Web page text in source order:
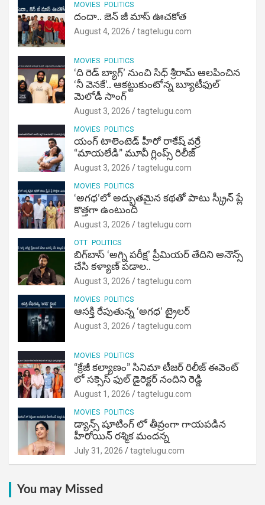
MOVIES POLITICS
దందా.. జెన్ జీ మాస్ ఊచకోత
August 4, 2026 tagtelugu.com
MOVIES POLITICS
‘ది రెడ్ బ్యాగ్’ నుంచి సిధ్ శ్రీరామ్ ఆలపించిన
‘నీ వెనకే’.. ఆకట్టుకుంటోన్న బ్యూటీఫుల్
మెలోడీ సాంగ్
August 3, 2026 tagtelugu.com
MOVIES POLITICS
యంగ్ టాలెంటెడ్ హీరో రాకేష్ వర్రే
“మాయలేడి” మూవీ గ్లింప్స్ రిలీజ్
August 3, 2026 tagtelugu.com
MOVIES POLITICS
‘అగధ’లో అద్భుతమైన కథతో పాటు స్క్రీన్ ప్లే
కొత్తగా ఉంటుంది
August 3, 2026 tagtelugu.com
OTT POLITICS
బిగ్‌బాస్ ‘అగ్ని ప‌రీక్ష‌’ ప్రీమియర్ తేదిని అనౌన్స్
చేసి కళ్యాణ్ పడాల..
August 3, 2026 tagtelugu.com
MOVIES POLITICS
ఆసక్తి రేపుతున్న ‘అగధ’ ట్రైలర్
August 3, 2026 tagtelugu.com
MOVIES POLITICS
“క్రేజీ కల్యాణం” సినిమా టీజర్ రిలీజ్ ఈవెంట్
లో సక్సెస్ ఫుల్ డైరెక్టర్ నందిని రెడ్డి
August 1, 2026 tagtelugu.com
MOVIES POLITICS
డ్యాన్స్ షూటింగ్ లో తీవ్రంగా గాయపడిన
హీరోయిన్ రశ్మిక మందన్న
July 31, 2026 tagtelugu.com
You may Missed